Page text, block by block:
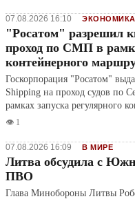
07.08.2026 16:10 ЭКОНОМИКА
"Росатом" разрешил
проход по СМП в
контейнерного
Госкорпорация "Росатом"
Shipping на проход судов по
рамках запуска регулярного
👁️ 1
07.08.2026 16:09 В МИРЕ
Литва обсудила с
ПВО
Глава Минобороны Литвы